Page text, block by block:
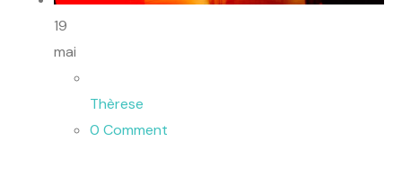
19
mai
Thèrese
0 Comment